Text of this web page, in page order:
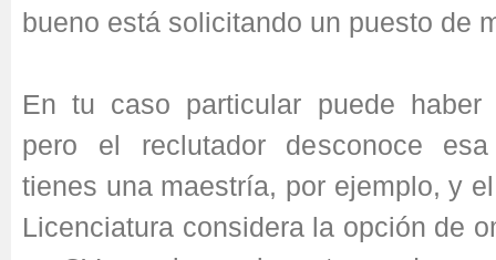
bueno está solicitando un puesto de
En tu caso particular puede haber
pero el reclutador desconoce
tienes una maestría, por ejemplo, y
Licenciatura considera la opción de